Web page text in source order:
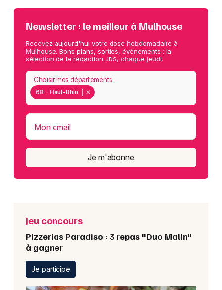
Newsletter : le meilleur à Mulhouse
Recevez aujourd'hui votre dose hebdomadaire à
Mulhouse. Bons plans, sorties, événements : la
sélection de la rédaction JDS, chaque jeudi.
68 - Haut-Rhin
Choisir mes départements
Mon email
Je m'abonne
Jeu concours
Pizzerias Paradiso : 3 repas "Duo Malin"
à gagner
Je participe